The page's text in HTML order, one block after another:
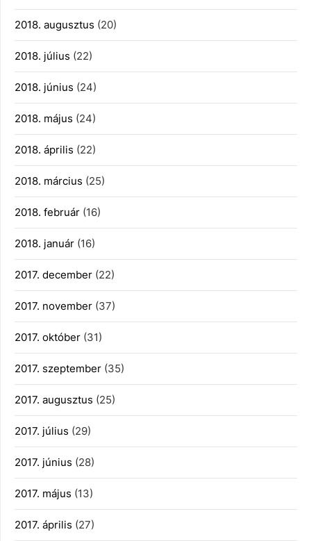
2018. augusztus (20)
2018. július (22)
2018. június (24)
2018. május (24)
2018. április (22)
2018. március (25)
2018. február (16)
2018. január (16)
2017. december (22)
2017. november (37)
2017. október (31)
2017. szeptember (35)
2017. augusztus (25)
2017. július (29)
2017. június (28)
2017. május (13)
2017. április (27)